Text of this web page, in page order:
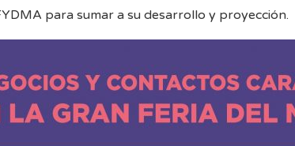
para sumar a su desarrollo y proyección.